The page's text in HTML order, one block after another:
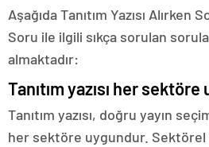
Aşağıda Tanıtım Yazısı Alırken
Soru ile ilgili sıkça sorulan
almaktadır:
Tanıtım yazısı her
Tanıtım yazısı, doğru yayın
her sektöre uygundur. Sektörel